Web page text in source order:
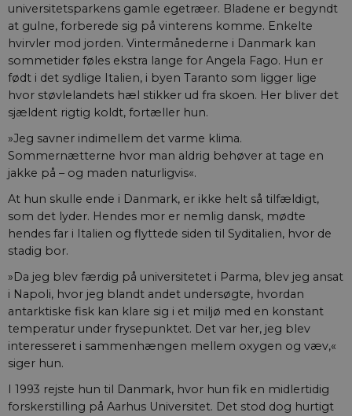
universitetsparkens gamle egetræer. Bladene er begyndt
at gulne, forberede sig på vinterens komme. Enkelte
hvirvler mod jorden. Vintermånederne i Danmark kan
sommetider føles ekstra lange for Angela Fago. Hun er
født i det sydlige Italien, i byen Taranto som ligger lige
hvor støvlelandets hæl stikker ud fra skoen. Her bliver det
sjældent rigtig koldt, fortæller hun.
»Jeg savner indimellem det varme klima.
Sommernætterne hvor man aldrig behøver at tage en
jakke på – og maden naturligvis«.
At hun skulle ende i Danmark, er ikke helt så tilfældigt,
som det lyder. Hendes mor er nemlig dansk, mødte
hendes far i Italien og flyttede siden til Syditalien, hvor de
stadig bor.
»Da jeg blev færdig på universitetet i Parma, blev jeg ansat
i Napoli, hvor jeg blandt andet undersøgte, hvordan
antarktiske fisk kan klare sig i et miljø med en konstant
temperatur under frysepunktet. Det var her, jeg blev
interesseret i sammenhængen mellem oxygen og væv,«
siger hun.
I 1993 rejste hun til Danmark, hvor hun fik en midlertidig
forskerstilling på Aarhus Universitet. Det stod dog hurtigt